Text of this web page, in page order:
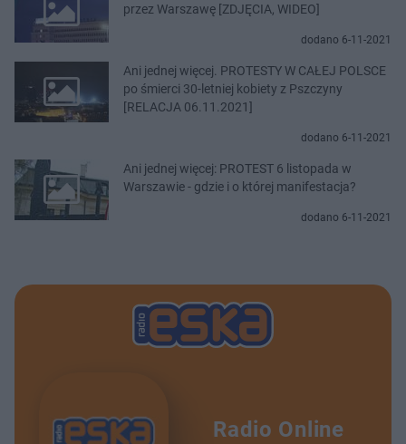
przez Warszawę [ZDJĘCIA, WIDEO]
dodano 6-11-2021
Ani jednej więcej. PROTESTY W CAŁEJ POLSCE
po śmierci 30-letniej kobiety z Pszczyny
[RELACJA 06.11.2021]
dodano 6-11-2021
Ani jednej więcej: PROTEST 6 listopada w
Warszawie - gdzie i o której manifestacja?
dodano 6-11-2021
Radio Online